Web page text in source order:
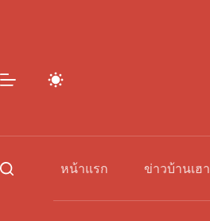
หน้าแรก ข่าวบ้านเฮา